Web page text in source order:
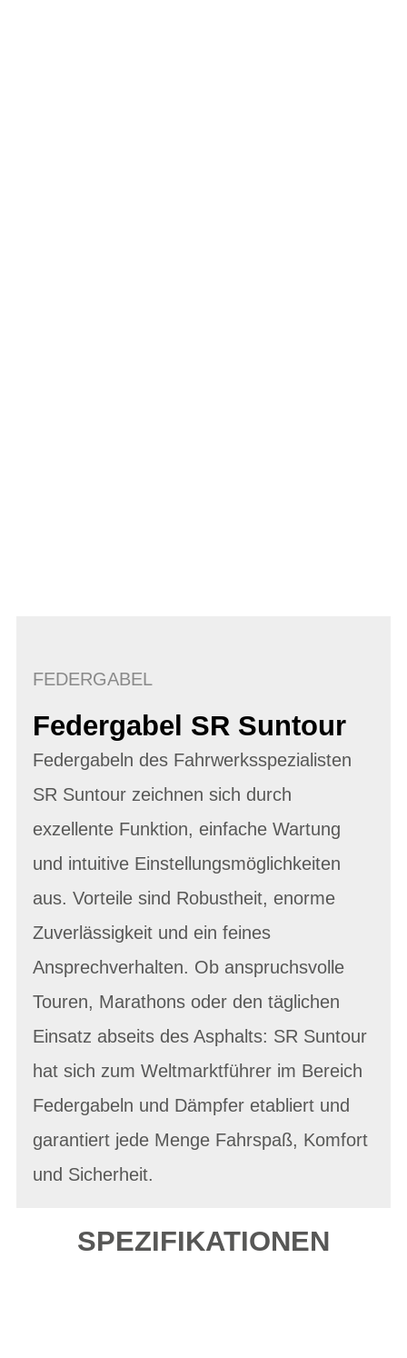
FEDERGABEL
Federgabel SR Suntour
Federgabeln des Fahrwerksspezialisten
SR Suntour zeichnen sich durch
exzellente Funktion, einfache Wartung
und intuitive Einstellungsmöglichkeiten
aus. Vorteile sind Robustheit, enorme
Zuverlässigkeit und ein feines
Ansprechverhalten. Ob anspruchsvolle
Touren, Marathons oder den täglichen
Einsatz abseits des Asphalts: SR Suntour
hat sich zum Weltmarktführer im Bereich
Federgabeln und Dämpfer etabliert und
garantiert jede Menge Fahrspaß, Komfort
und Sicherheit.
SPEZIFIKATIONEN